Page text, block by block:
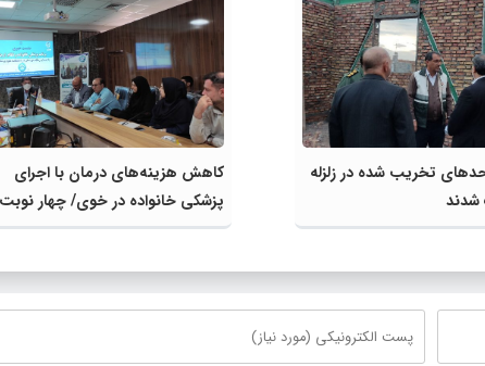
تخریب شده در زلزله
کاهش هزینه‌های درمان با اجرای
پزشکی خانواده در خوی/ چهار نوبت
ویزیت رایگان برای مشمولان